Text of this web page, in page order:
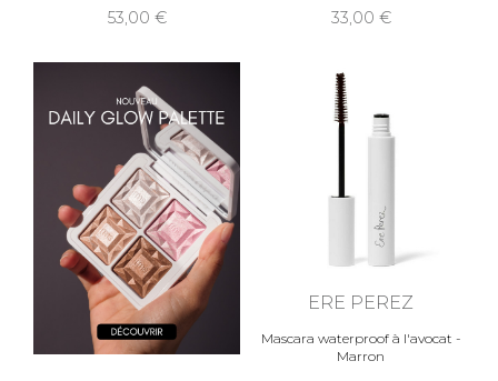
53,00 33,00
ERE PEREZ
Mascara waterproof à l'avocat -
Marron